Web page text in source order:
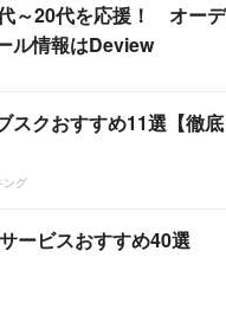
～20代を応援！ オーデ
ル情報はDeview
スクおすすめ11選【徹底
ング
ービスおすすめ40選